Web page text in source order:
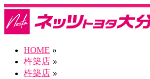
HOME »
杵築店 »
杵築店 »